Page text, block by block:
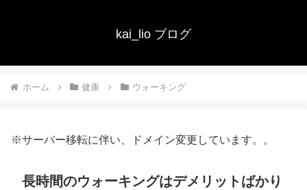
kai_lio ブログ
ホーム 健康 ウォーキング
※サーバー移転に伴い、ドメイン変更しています。。
長時間のウォーキングはデメリットばかり